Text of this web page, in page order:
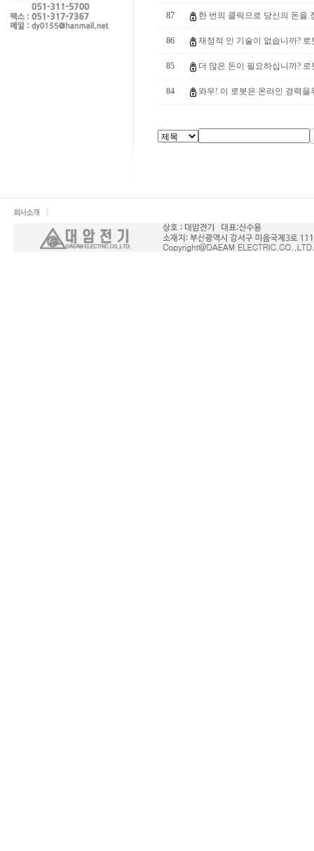
87 한 번의 클릭으로 당신의 돈을
86 재정적 인 기술이 없습니까? 로
85 더 많은 돈이 필요하십니까? 로
84 와우! 이 로봇은 온라인 경력을